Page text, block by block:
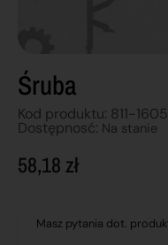
Śruba
Kod produktu: 811-
Dostępnosć: Na stanie
58,18 zł
Masz pytania dot.